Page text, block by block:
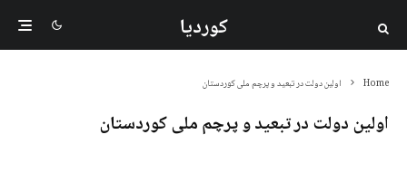
کوردیا
Home اولین دولت در تبعید و پرچم ملی کوردستان
اولین دولت در تبعید و پرچم ملی کوردستان